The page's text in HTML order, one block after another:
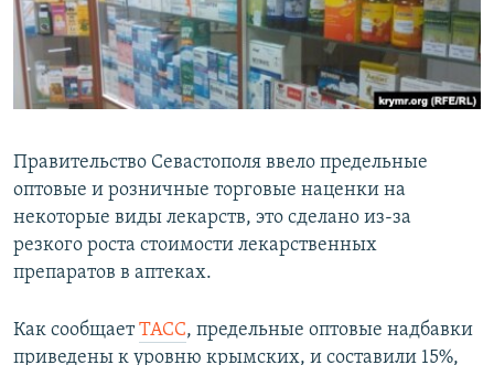
ПОБЕДИТЕЛЕЙ НЕ СУДЯТ?
КРЫМ.НЕПОКОРЕННЫЙ
ELIFBE
ПРИСОЕДИНЯЙТЕСЬ!
Все сайты RFE/RL
Правительство Севастополя ввело предельные
оптовые и розничные торговые наценки на
некоторые виды лекарств, это сделано из-за
резкого роста стоимости лекарственных
препаратов в аптеках.
Как сообщаетТАСС, предельные оптовые надбавки
приведены к уровню крымских, и составили 15%,